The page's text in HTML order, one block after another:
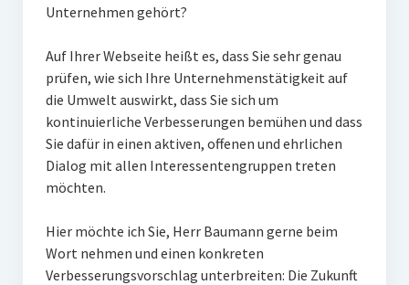
Unternehmen gehört?
Auf Ihrer Webseite heißt es, dass Sie sehr genau
prüfen, wie sich Ihre Unternehmenstätigkeit auf
die Umwelt auswirkt, dass Sie sich um
kontinuierliche Verbesserungen bemühen und dass
Sie dafür in einen aktiven, offenen und ehrlichen
Dialog mit allen Interessentengruppen treten
möchten.
Hier möchte ich Sie, Herr Baumann gerne beim
Wort nehmen und einen konkreten
Verbesserungsvorschlag unterbreiten: Die Zukunft